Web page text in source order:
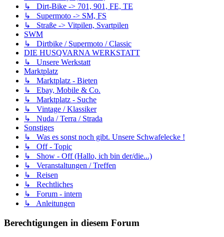
↳ Dirt-Bike -> 701, 901, FE, TE
↳ Supermoto -> SM, FS
↳ Straße -> Vitpilen, Svartpilen
SWM
↳ Dirtbike / Supermoto / Classic
DIE HUSQVARNA WERKSTATT
↳ Unsere Werkstatt
Marktplatz
↳ Marktplatz - Bieten
↳ Ebay, Mobile & Co.
↳ Marktplatz - Suche
↳ Vintage / Klassiker
↳ Nuda / Terra / Strada
Sonstiges
↳ Was es sonst noch gibt. Unsere Schwafelecke !
↳ Off - Topic
↳ Show - Off (Hallo, ich bin der/die...)
↳ Veranstaltungen / Treffen
↳ Reisen
↳ Rechtliches
↳ Forum - intern
↳ Anleitungen
Berechtigungen in diesem Forum